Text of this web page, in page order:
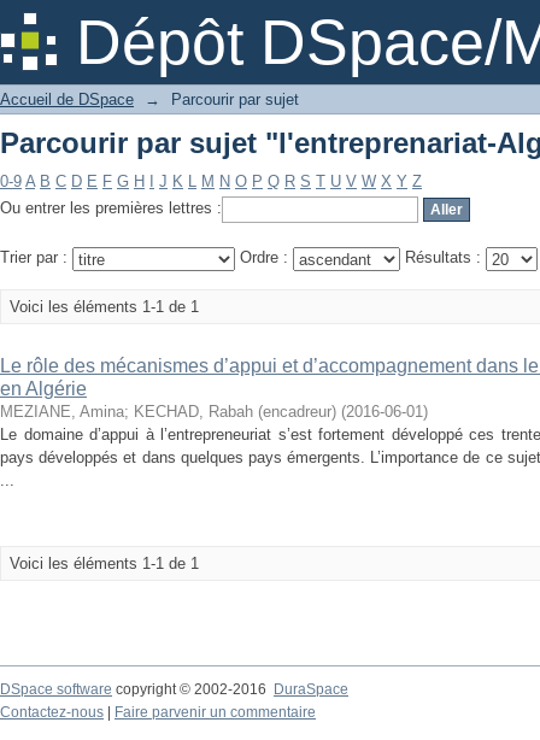
Dépôt DSpace/
Parcourir par sujet "l'entreprenariat-
Accueil de DSpace → Parcourir par sujet
Parcourir par sujet "l'entreprenariat-
0-9 A B C D E F G H J K L M N O P Q R S T U V W X Y Z
Ou entrer les premières lettres :
Trier par : Ordre : Résultats :
Voici les éléments 1-1 de 1
Le rôle des mécanismes d’appui et d’accompagnement dans
en Algérie
MEZIANE, Amina; KECHAD, Rabah (encadreur) (2016-06-01)
Le domaine d’appui à l’entrepreneuriat s’est fortement développé ces
pays développés et dans quelques pays émergents. L’importance de ce
...
Voici les éléments 1-1 de 1
DSpace software copyright © 2002-2016
DuraSpace
Contactez-nous
Faire parvenir un commentaire